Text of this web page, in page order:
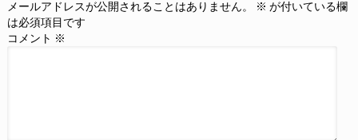
メールアドレスが公開されることはありません。 ※ が付いている欄
は必須項目です
コメント ※